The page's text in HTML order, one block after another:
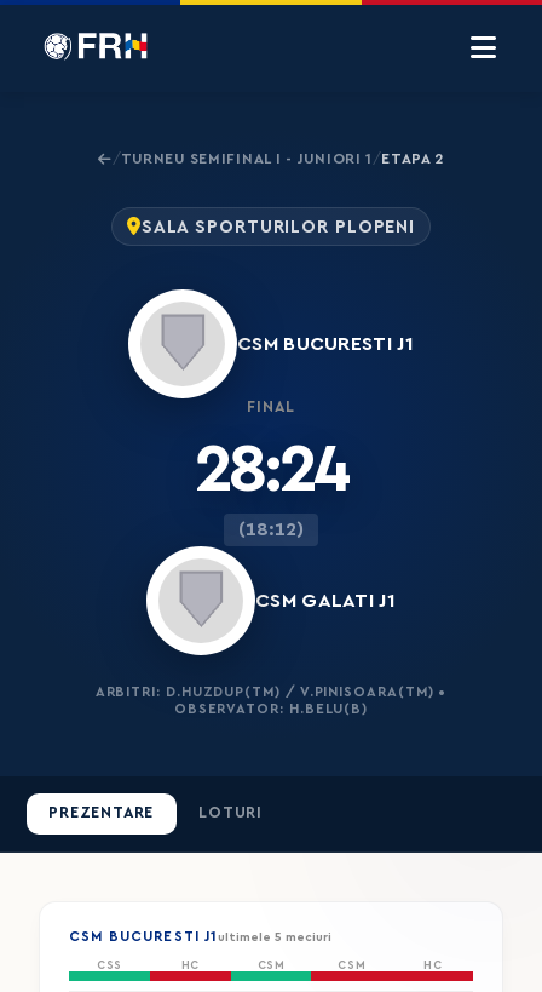
/TURNEU SEMIFINAL I - JUNIORI 1 /ETAPA 2
SALA SPORTURILOR PLOPENI
CSM BUCURESTI J1
FINAL
28:24
(18:12)
CSM GALATI J1
ARBITRI: D.HUZDUP(TM) / V.PINISOARA(TM) •
OBSERVATOR: H.BELU(B)
PREZENTARE LOTURI
CSM BUCURESTI J1ultimele 5 meciuri
CSS HC CSM CSM HC